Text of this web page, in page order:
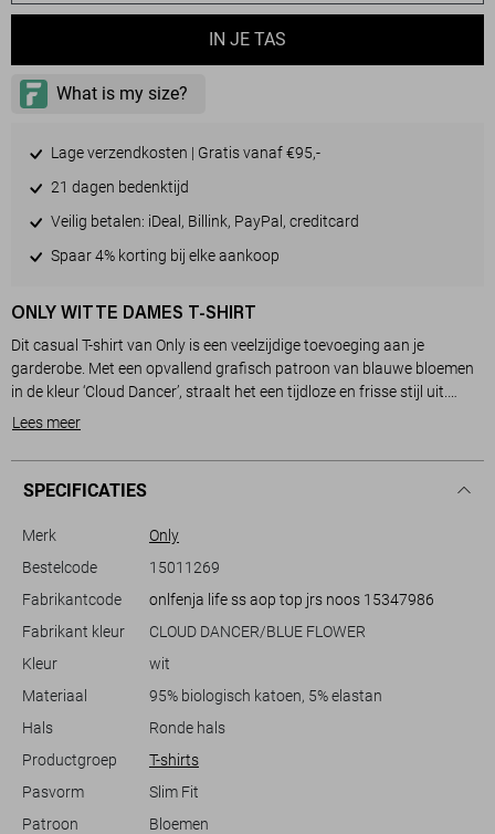
IN JE TAS
Lage verzendkosten | Gratis vanaf €95,-
21 dagen bedenktijd
Veilig betalen: iDeal, Billink, PayPal, creditcard
Spaar 4% korting bij elke aankoop
ONLY WITTE DAMES T-SHIRT
Dit casual T-shirt van Only is een veelzijdige toevoeging aan je
garderobe. Met een opvallend grafisch patroon van blauwe bloemen
in de kleur ‘Cloud Dancer’, straalt het een tijdloze en frisse stijl uit.
Gemaakt van 95% biologisch katoen en 5% elastaan, biedt dit T-shirt
gebruik. De ronde hals en de korte mouwen maken het een essentieel
item voor elk seizoen.
De normale lengte en de regular fit zorgen voor een flatterende look
shirt is ideaal voor een informele dag uit of een ontspannen weekend.
De duurzame stof en het subtiele bloemenontwerp bieden een
charmante en modieuze uitstraling. Of je nu een dagje naar de stad
bij de gelegenheid en stijl die je zoekt.
Lees meer
SPECIFICATIES
Merk
Only
Bestelcode
15011269
Fabrikantcode
onlfenja life ss aop top jrs noos 15347986
Fabrikant kleur
CLOUD DANCER/BLUE FLOWER
Kleur
wit
Materiaal
95% biologisch katoen, 5% elastan
Hals
Ronde hals
Productgroep
T-shirts
Pasvorm
Slim Fit
Patroon
Bloemen